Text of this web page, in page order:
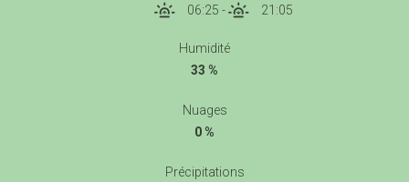
06:25 - 21:05
Humidité
33 %
Nuages
0 %
Précipitations